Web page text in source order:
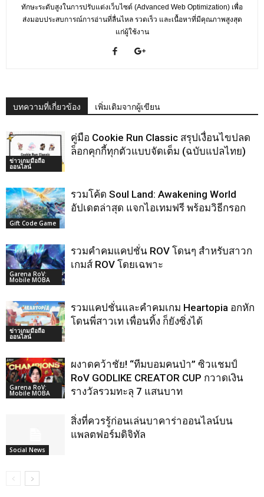
ทักษะระดับสูงในการปรับแต่งเว็บไซต์ (Advanced Web Optimization) เพื่อ
ส่งมอบประสบการณ์การอ่านที่ลื่นไหล รวดเร็ว และเนื้อหาที่มีคุณภาพสูงสุด
แก่ผู้ใช้งาน
บทความที่เกี่ยวข้อง เพิ่มเติมจากผู้เขียน
ข่าวเกมมือถือ
ออนไลน์
คู่มือ Cookie Run Classic สรุปเงื่อนไขปลด
ล็อกคุกกี้ทุกตัวแบบจัดเต็ม (ฉบับแปลไทย)
Gift Code Game
รวมโค้ด Soul Land: Awakening World
อัปเดตล่าสุด แจกไอเทมฟรี พร้อมวิธีกรอก
Garena RoV:
Mobile MOBA
รวมคำคมแคปชั่น ROV โดนๆ สำหรับสาวก
เกมส์ ROV โดยเฉพาะ
ข่าวเกมมือถือ
ออนไลน์
รวมแคปชั่นและคำคมเกม Heartopia อกหัก
โดนพี่สาวเท เพื่อนทิ้ง ก็ยังซิ่งได้
Garena RoV:
Mobile MOBA
ผงาดคว้าชัย! “ทีมบอมคนป่า” ซิวแชมป์
RoV GODLIKE CREATOR CUP กวาดเงิน
รางวัลรวมทะลุ 7 แสนบาท
Social News
สิ่งที่ควรรู้ก่อนเล่นบาคาร่าออนไลน์บน
แพลตฟอร์มดิจิทัล